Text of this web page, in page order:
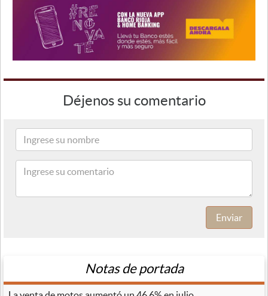
Déjenos su comentario
Enviar
Notas de portada